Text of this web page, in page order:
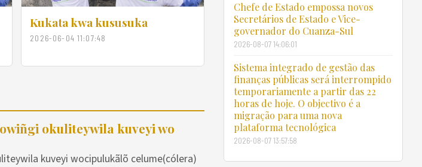
Kukata kwa kususuka
2026-06-04 11:07:48
okuliteywila kuveyi wo
kuveyi wocipulukãlõ celume(cólera)
Chefe de Estado empossa novos
Secretários de Estado e Vice-
governador do Cuanza-Sul
2026-08-07 14:06:01
Sistema integrado de gestão das
finanças públicas será interrompido
temporariamente a partir das 22
horas de hoje. O objectivo é a
migração para uma nova
plataforma tecnológica
2026-08-07 13:57:58